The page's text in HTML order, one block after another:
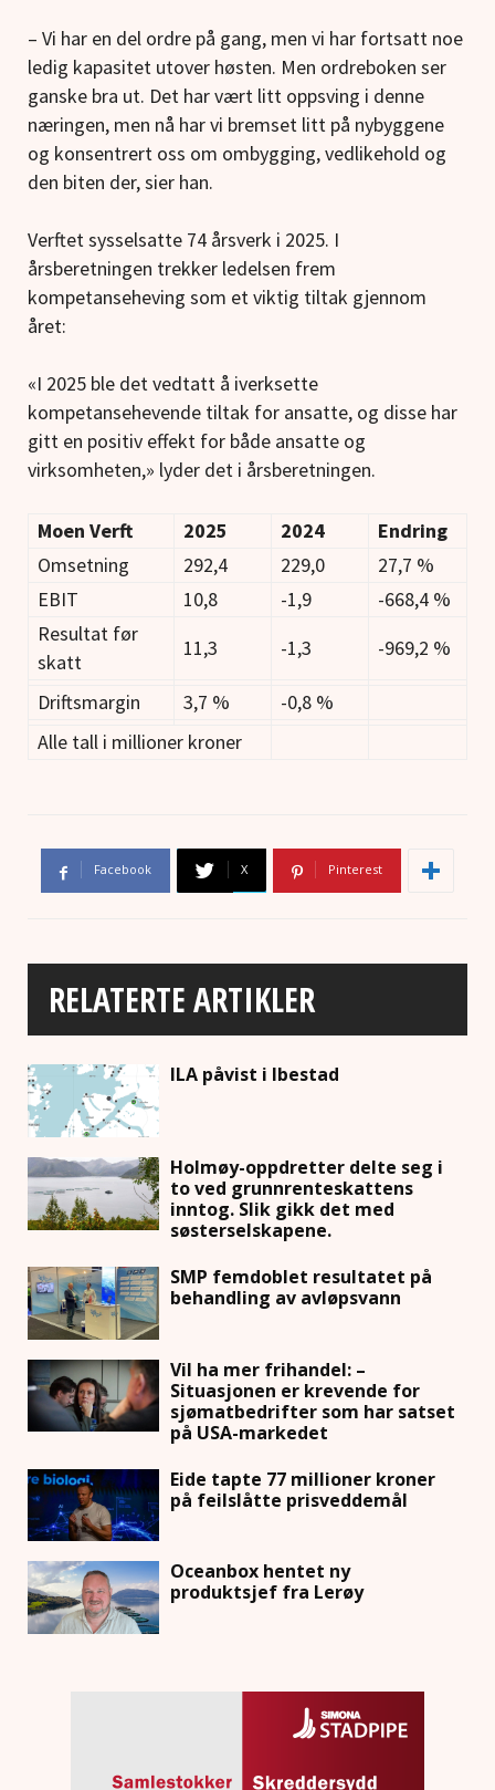
– Vi har en del ordre på gang, men vi har fortsatt noe
ledig kapasitet utover høsten. Men ordreboken ser
ganske bra ut. Det har vært litt oppsving i denne
næringen, men nå har vi bremset litt på nybyggene
og konsentrert oss om ombygging, vedlikehold og
den biten der, sier han.
Verftet sysselsatte 74 årsverk i 2025. I
årsberetningen trekker ledelsen frem
kompetanseheving som et viktig tiltak gjennom
året:
«I 2025 ble det vedtatt å iverksette
kompetansehevende tiltak for ansatte, og disse har
gitt en positiv effekt for både ansatte og
virksomheten,» lyder det i årsberetningen.
Moen Verft 2025 2024
Endring
Omsetning
292,4 229,0
27,7 %
EBIT
10,8 -1,9
-668,4 %
Resultat før
skatt
11,3 -1,3 -969,2 %
Driftsmargin 3,7 %
-0,8 %
Alle tall i millioner kroner
Facebook X Pinterest
RELATERTE ARTIKLER
ILA påvist i Ibestad
Holmøy-oppdretter delte seg i
to ved grunnrenteskattens
inntog. Slik gikk det med
søsterselskapene.
SMP femdoblet resultatet på
behandling av avløpsvann
Vil ha mer frihandel: –
Situasjonen er krevende for
sjømatbedrifter som har satset
på USA-markedet
Eide tapte 77 millioner kroner
på feilslåtte prisveddemål
Oceanbox hentet ny
produktsjef fra Lerøy